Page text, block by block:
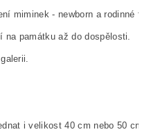
miminek - newborn a rodinné
památku až do dospělosti.
i velikost 40 cm nebo 50